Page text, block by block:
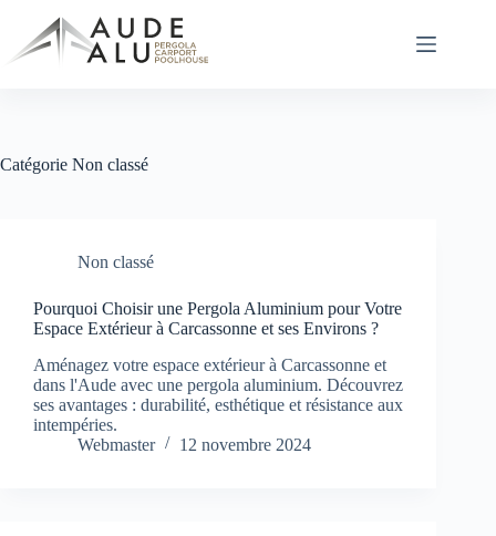
contenu
Catégorie Non classé
Non classé
Pourquoi Choisir une Pergola Aluminium pour Votre
Espace Extérieur à Carcassonne et ses Environs ?
Aménagez votre espace extérieur à Carcassonne et
dans l'Aude avec une pergola aluminium. Découvrez
ses avantages : durabilité, esthétique et résistance aux
intempéries.
Webmaster
12 novembre 2024